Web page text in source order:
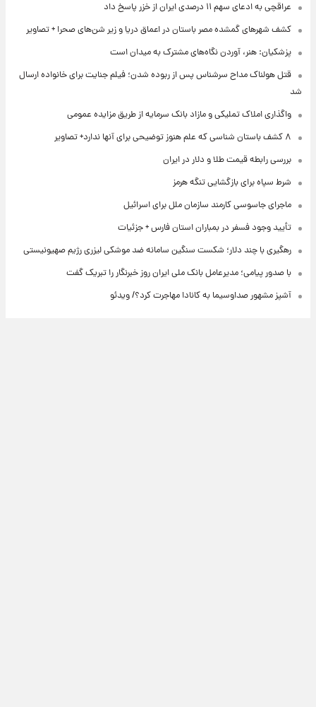
عراقچی به ادعای سهم ۱۱ درصدی ایران از خزر پاسخ داد
کشف شهرهای گمشده مصر باستان در اعماق دریا و زیر شن‌های صحرا + تصاویر
پزشکیان: هنر، آوردن نگاه‌های مشترک به میدان است
قتل هولناک مداح سرشناس پس از ربوده شدن؛ فیلم جنایت برای خانواده ارسال
شد
واگذاری املاک تملیکی و مازاد بانک سرمایه از طریق مزایده عمومی
۸ کشف باستان شناسی که علم هنوز توضیحی برای آنها ندارد+ تصاویر
بررسی رابطه قیمت طلا و دلار در ایران
شرط سپاه برای بازگشایی تنگه هرمز
ماجرای جاسوسی کارمند سازمان ملل برای اسرائیل
تأیید وجود فسفر در بمباران استان فارس + جزئیات
رهگیری با چند دلار؛ شکست سنگین سامانه ضد موشکی لیزری رژیم صهیونیستی
با صدور پیامی؛ مدیرعامل بانک ملی ایران روز خبرنگار را تبریک گفت
آشپز مشهور صداوسیما به کانادا مهاجرت کرد؟/ ویدئو